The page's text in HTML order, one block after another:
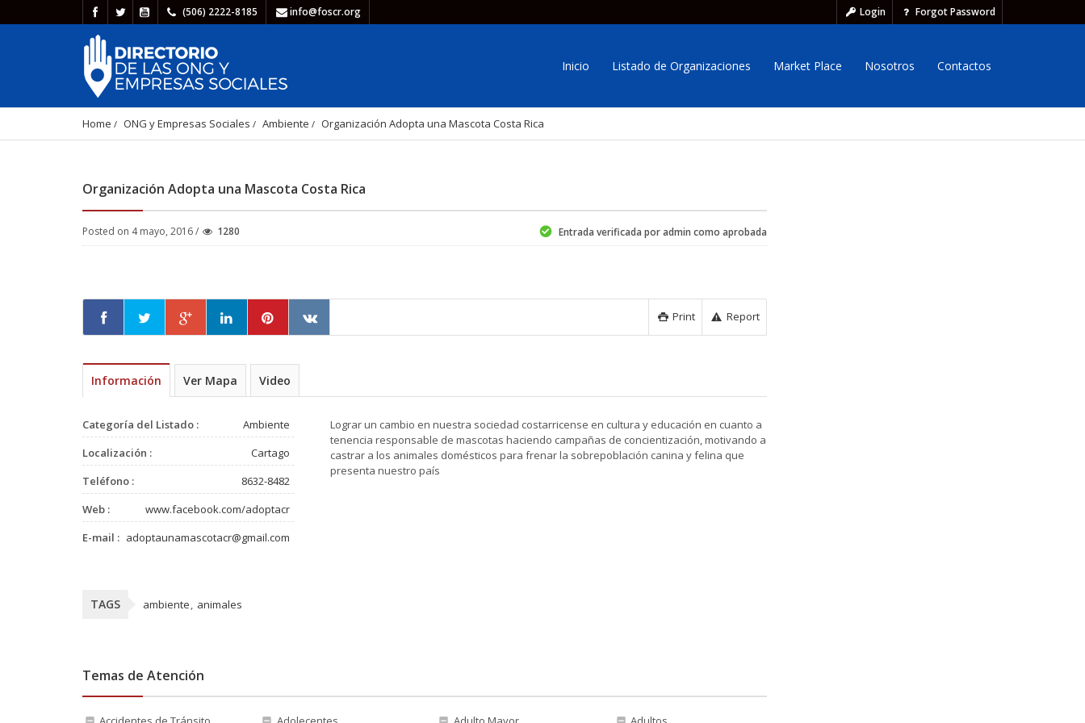
(506) 2222-8185 info@foscr.org Login Forgot Password
Inicio Listado de Organizaciones Market Place Nosotros Contactos
Home ONG y Empresas Sociales Ambiente Organización Adopta una Mascota Costa Rica
Organización Adopta una Mascota Costa Rica
Posted on 4 mayo, 2016 / 1280 Entrada verificada por admin como aprobada
Report
Print
Información Ver Mapa Video
Categoría del Listado :
Ambiente
Localización :
Cartago
Teléfono :
8632-8482
Web :
www.facebook.com/adoptacr
E-mail : adoptaunamascotacr@gmail.com
Lograr un cambio en nuestra sociedad costarricense en cultura y educación en cuanto a
tenencia responsable de mascotas haciendo campañas de concientización, motivando a
castrar a los animales domésticos para frenar la sobrepoblación canina y felina que
presenta nuestro país
TAGS ambiente animales
Temas de Atención